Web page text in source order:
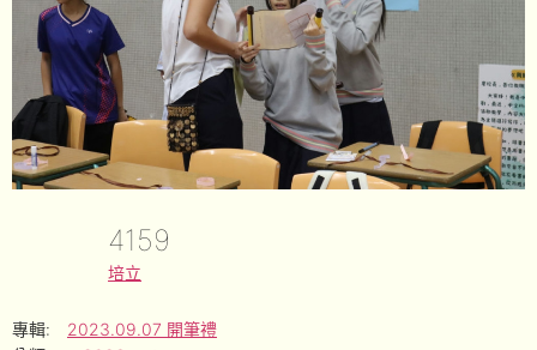
4159
培立
專輯:
2023.09.07 開筆禮